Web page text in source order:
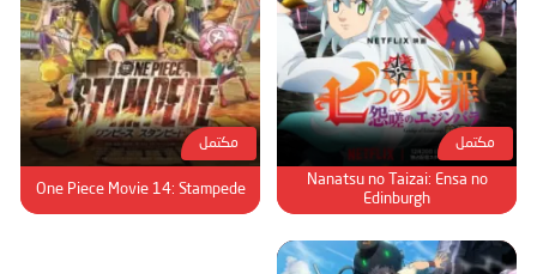
الحلقة 87
الحلقة 88
الحلقة 89
الحلقة 90
الحلقة 91
الحلقة 92
الحلقة 93
مكتمل
Nanatsu no Taizai: Ensa no
Edinburgh
مكتمل
One Piece Movie 14: Stampede